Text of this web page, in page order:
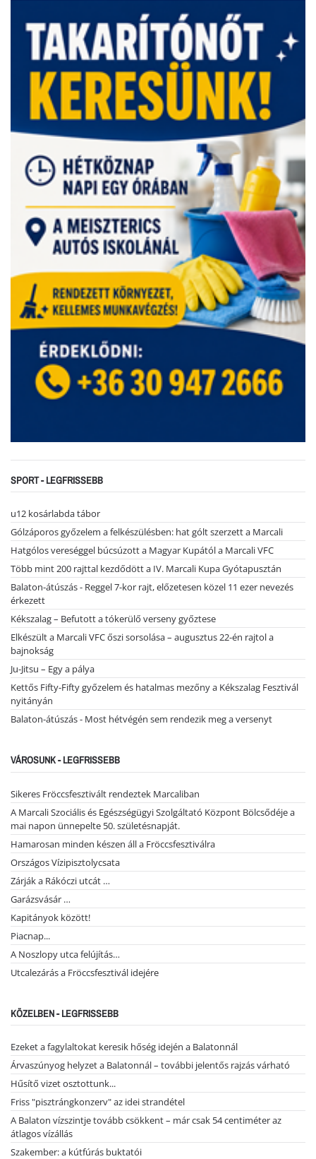
SPORT - LEGFRISSEBB
u12 kosárlabda tábor
Gólzáporos győzelem a felkészülésben: hat gólt szerzett a Marcali
Hatgólos vereséggel búcsúzott a Magyar Kupától a Marcali VFC
Több mint 200 rajttal kezdődött a IV. Marcali Kupa Gyótapusztán
Balaton-átúszás - Reggel 7-kor rajt, előzetesen közel 11 ezer nevezés
érkezett
Kékszalag – Befutott a tókerülő verseny győztese
Elkészült a Marcali VFC őszi sorsolása – augusztus 22-én rajtol a
bajnokság
Ju-Jitsu – Egy a pálya
Kettős Fifty-Fifty győzelem és hatalmas mezőny a Kékszalag Fesztivál
nyitányán
Balaton-átúszás - Most hétvégén sem rendezik meg a versenyt
VÁROSUNK - LEGFRISSEBB
Sikeres Fröccsfesztivált rendeztek Marcaliban
A Marcali Szociális és Egészségügyi Szolgáltató Központ Bölcsődéje a
mai napon ünnepelte 50. születésnapját.
Hamarosan minden készen áll a Fröccsfesztiválra
Országos Vízipisztolycsata
Zárják a Rákóczi utcát …
Garázsvásár …
Kapitányok között!
Piacnap...
A Noszlopy utca felújítás…
Utcalezárás a Fröccsfesztivál idejére
KÖZELBEN - LEGFRISSEBB
Ezeket a fagylaltokat keresik hőség idején a Balatonnál
Árvaszúnyog helyzet a Balatonnál – további jelentős rajzás várható
Hűsítő vizet osztottunk...
Friss "pisztrángkonzerv" az idei strandétel
A Balaton vízszintje tovább csökkent – már csak 54 centiméter az
átlagos vízállás
Szakember: a kútfúrás buktatói